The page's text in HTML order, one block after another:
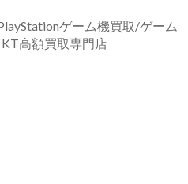
ゲーム機買取/ゲーム
高額買取専門店